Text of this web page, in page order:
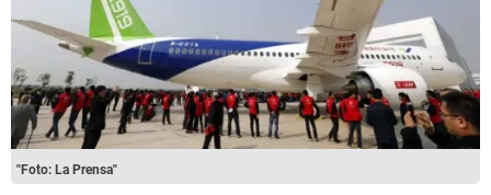
"Foto: La Prensa"